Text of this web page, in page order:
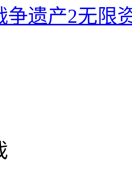
争遗产2无限